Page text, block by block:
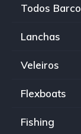
Todos
Lanchas
Veleiros
Flexboats
Fishing